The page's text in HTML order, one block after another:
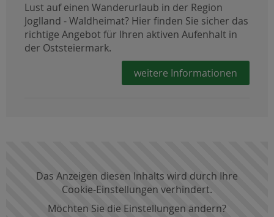
Lust auf einen Wanderurlaub in der Region
Joglland - Waldheimat? Hier finden Sie sicher das
richtige Angebot für Ihren aktiven Aufenhalt in
der Oststeiermark.
weitere Informationen
Das Anzeigen diesen Inhalts wird durch Ihre
Cookie-Einstellungen verhindert.
Möchten Sie die Einstellungen ändern?